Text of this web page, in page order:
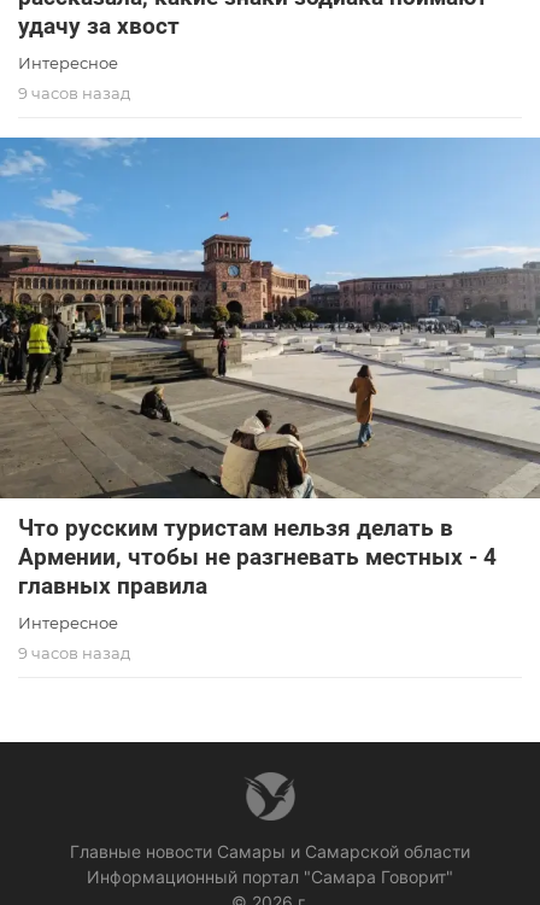
удачу за хвост
Интересное
9 часов назад
Что русским туристам нельзя делать в
Армении, чтобы не разгневать местных - 4
главных правила
Интересное
9 часов назад
Главные новости Самары и Самарской области
Информационный портал "Самара Говорит"